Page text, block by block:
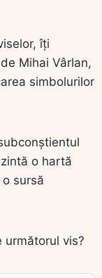
îți
de Mihai Vârlan,
simbolurilor
o hartă
sursă
următorul vis?